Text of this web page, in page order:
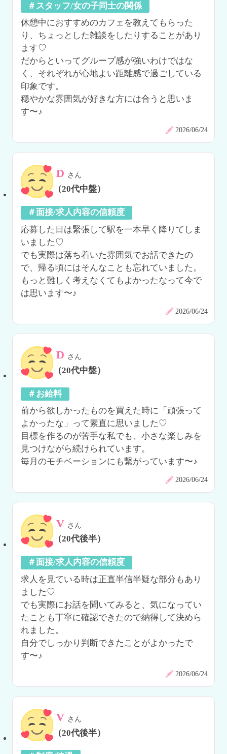
＃スタッフ/女の子同士の関係
休憩中におすすめのカフェを教えてもらった
り、ちょっとした雑談をしたりすることがあり
ます♡
だからといってグループ感が強いわけではな
く、それぞれが心地よい距離感で過ごしている
印象です。
穏やかな雰囲気が好きな方には合うと思いま
す〜♪
2026/06/24
D さん
（20代中盤）
＃面接/求人内容の信頼度
応募した日は緊張して駅を一本早く降りてしま
いました♡
でも実際は落ち着いた雰囲気でお話できたの
で、帰る頃にはそんなことも忘れていました。
もっと難しく考えなくてもよかったなって今で
は思います〜♪
2026/06/24
D さん
（20代中盤）
＃お給料
前から欲しかったものを買えた時に「頑張って
よかったな」って素直に思いました♡
目標を作るのが苦手な私でも、小さな楽しみを
見つけながら続けられています。
毎月のモチベーションにも繋がっています〜♪
2026/06/24
V さん
（20代後半）
＃面接/求人内容の信頼度
求人を見ている時は正直半信半疑な部分もあり
ました♡
でも実際にお話を聞いてみると、気になってい
たことも丁寧に確認できたので納得して決めら
れました。
自分でしっかり判断できたことがよかったで
す〜♪
2026/06/24
V さん
（20代後半）